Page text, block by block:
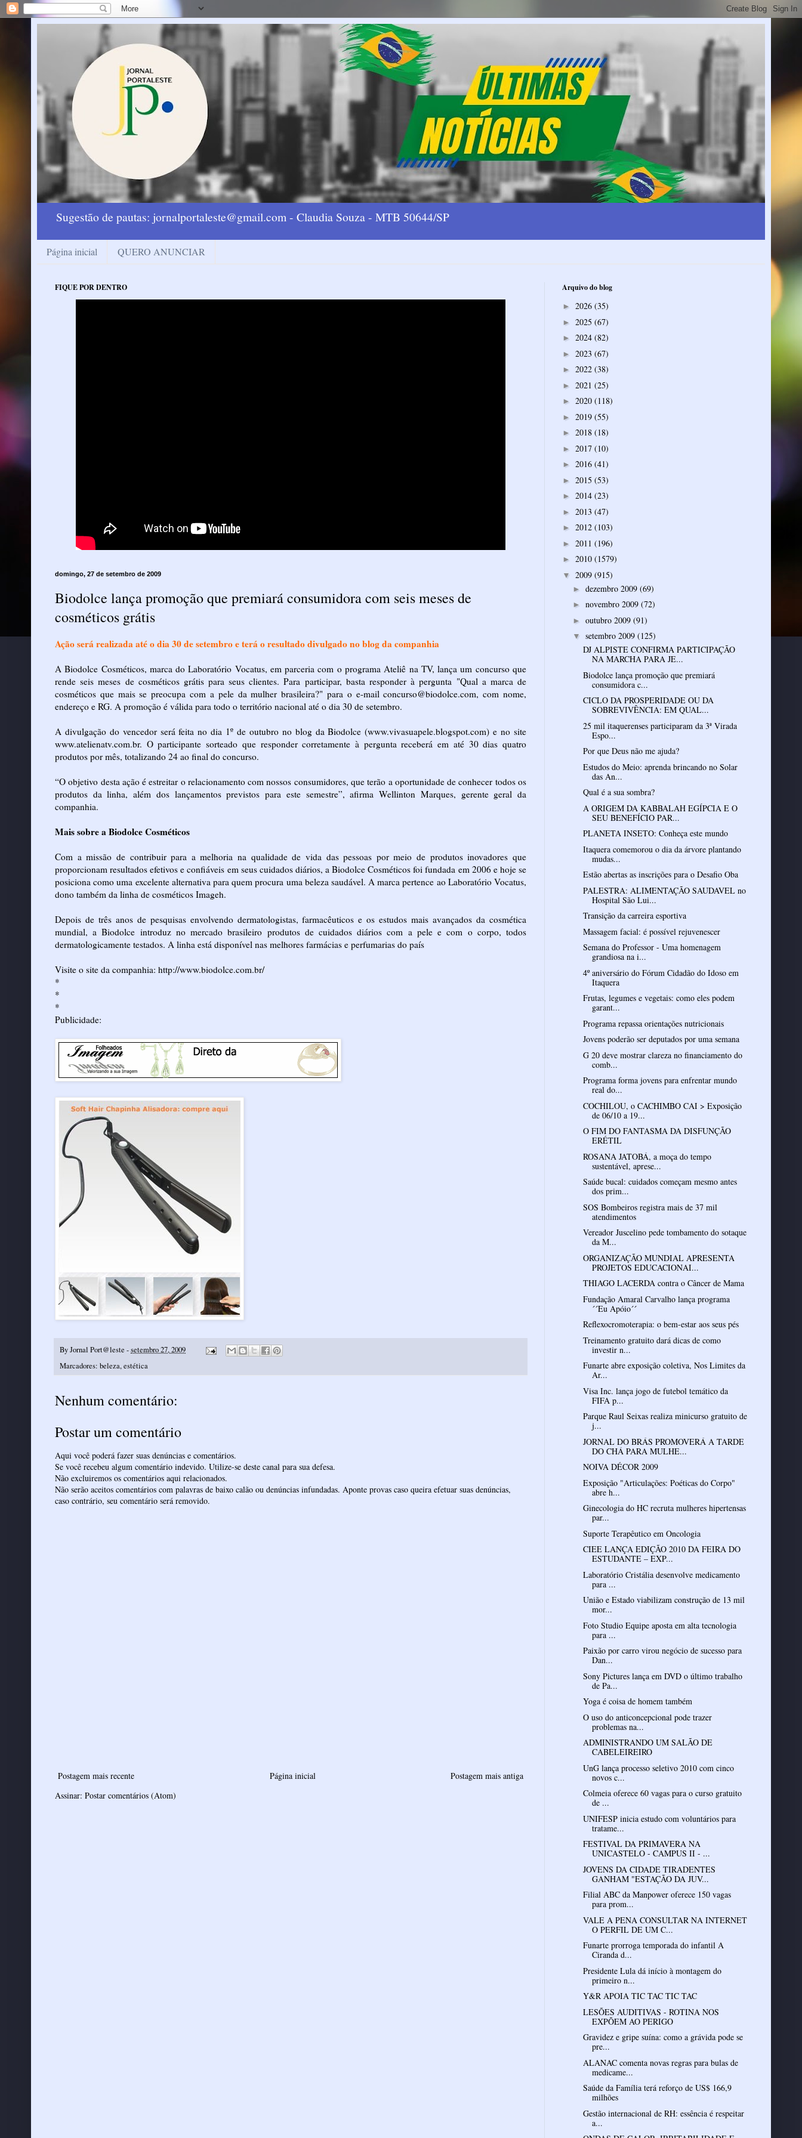
Sugestão de pautas: jornalportaleste@gmail.com - Claudia Souza - MTB 50644/SP
Página inicial QUERO ANUNCIAR
FIQUE POR DENTRO
domingo, 27 de setembro de 2009
Biodolce lança promoção que premiará consumidora com seis meses de
cosméticos grátis
Ação será realizada até o dia 30 de setembro e terá o resultado divulgado no blog da companhia
A Biodolce Cosméticos, marca do Laboratório Vocatus, em parceria com o programa Ateliê na TV, lança um concurso que
rende seis meses de cosméticos grátis para seus clientes. Para participar, basta responder à pergunta "Qual a marca de
cosméticos que mais se preocupa com a pele da mulher brasileira?" para o e-mail concurso@biodolce.com, com nome,
endereço e RG. A promoção é válida para todo o território nacional até o dia 30 de setembro.
A divulgação do vencedor será feita no dia 1º de outubro no blog da Biodolce (www.vivasuapele.blogspot.com) e no site
www.atelienatv.com.br. O participante sorteado que responder corretamente à pergunta receberá em até 30 dias quatro
produtos por mês, totalizando 24 ao final do concurso.
“O objetivo desta ação é estreitar o relacionamento com nossos consumidores, que terão a oportunidade de conhecer todos os
produtos da linha, além dos lançamentos previstos para este semestre”, afirma Wellinton Marques, gerente geral da
companhia.
Mais sobre a Biodolce Cosméticos
Com a missão de contribuir para a melhoria na qualidade de vida das pessoas por meio de produtos inovadores que
proporcionam resultados efetivos e confiáveis em seus cuidados diários, a Biodolce Cosméticos foi fundada em 2006 e hoje se
posiciona como uma excelente alternativa para quem procura uma beleza saudável. A marca pertence ao Laboratório Vocatus,
dono também da linha de cosméticos Imageh.
Depois de três anos de pesquisas envolvendo dermatologistas, farmacêuticos e os estudos mais avançados da cosmética
mundial, a Biodolce introduz no mercado brasileiro produtos de cuidados diários com a pele e com o corpo, todos
dermatologicamente testados. A linha está disponível nas melhores farmácias e perfumarias do país
Visite o site da companhia: http://www.biodolce.com.br/
*
*
*
Publicidade:
ByJornal Port@leste -setembro 27, 2009
Marcadores: beleza,estética
Nenhum comentário:
Postar um comentário
Aqui você poderá fazer suas denúncias e comentários.
Se você recebeu algum comentário indevido. Utilize-se deste canal para sua defesa.
Não excluiremos os comentários aqui relacionados.
Não serão aceitos comentários com palavras de baixo calão ou denúncias infundadas. Aponte provas caso queira efetuar suas denúncias,
caso contrário, seu comentário será removido.
Postagem mais recente Postagem mais antiga
Página inicial
Assinar: Postar comentários (Atom)
Arquivo do blog
► 2026 (35)
► 2025 (67)
► 2024 (82)
► 2023 (67)
► 2022 (38)
► 2021 (25)
► 2020 (118)
► 2019 (55)
► 2018 (18)
► 2017 (10)
► 2016 (41)
► 2015 (53)
► 2014 (23)
► 2013 (47)
► 2012 (103)
► 2011 (196)
► 2010 (1579)
▼ 2009 (915)
► dezembro 2009 (69)
► novembro 2009 (72)
► outubro 2009 (91)
▼ setembro 2009 (125)
DJ ALPISTE CONFIRMA PARTICIPAÇÃO
NA MARCHA PARA JE...
Biodolce lança promoção que premiará
consumidora c...
CICLO DA PROSPERIDADE OU DA
SOBREVIVÊNCIA: EM QUAL...
25 mil itaquerenses participaram da 3ª Virada
Espo...
Por que Deus não me ajuda?
Estudos do Meio: aprenda brincando no Solar
das An...
Qual é a sua sombra?
A ORIGEM DA KABBALAH EGÍPCIA E O
SEU BENEFÍCIO PAR...
PLANETA INSETO: Conheça este mundo
Itaquera comemorou o dia da árvore plantando
mudas...
Estão abertas as inscrições para o Desafio Oba
PALESTRA: ALIMENTAÇÃO SAUDAVEL no
Hospital São Lui...
Transição da carreira esportiva
Massagem facial: é possível rejuvenescer
Semana do Professor - Uma homenagem
grandiosa na i...
4º aniversário do Fórum Cidadão do Idoso em
Itaquera
Frutas, legumes e vegetais: como eles podem
garant...
Programa repassa orientações nutricionais
Jovens poderão ser deputados por uma semana
G 20 deve mostrar clareza no financiamento do
comb...
Programa forma jovens para enfrentar mundo
real do...
COCHILOU, o CACHIMBO CAI > Exposição
de 06/10 a 19...
O FIM DO FANTASMA DA DISFUNÇÃO
ERÉTIL
ROSANA JATOBÁ, a moça do tempo
sustentável, aprese...
Saúde bucal: cuidados começam mesmo antes
dos prim...
SOS Bombeiros registra mais de 37 mil
atendimentos
Vereador Juscelino pede tombamento do sotaque
da M...
ORGANIZAÇÃO MUNDIAL APRESENTA
PROJETOS EDUCACIONAI...
THIAGO LACERDA contra o Câncer de Mama
Fundação Amaral Carvalho lança programa
´´Eu Apóio´´
Reflexocromoterapia: o bem-estar aos seus pés
Treinamento gratuito dará dicas de como
investir n...
Funarte abre exposição coletiva, Nos Limites da
Ar...
Visa Inc. lança jogo de futebol temático da
FIFA p...
Parque Raul Seixas realiza minicurso gratuito de
j...
JORNAL DO BRÁS PROMOVERÁ A TARDE
DO CHÁ PARA MULHE...
NOIVA DÉCOR 2009
Exposição "Articulações: Poéticas do Corpo"
abre h...
Ginecologia do HC recruta mulheres hipertensas
par...
Suporte Terapêutico em Oncologia
CIEE LANÇA EDIÇÃO 2010 DA FEIRA DO
ESTUDANTE – EXP...
Laboratório Cristália desenvolve medicamento
para ...
União e Estado viabilizam construção de 13 mil
mor...
Foto Studio Equipe aposta em alta tecnologia
para ...
Paixão por carro virou negócio de sucesso para
Dan...
Sony Pictures lança em DVD o último trabalho
de Pa...
Yoga é coisa de homem também
O uso do anticoncepcional pode trazer
problemas na...
ADMINISTRANDO UM SALÃO DE
CABELEIREIRO
UnG lança processo seletivo 2010 com cinco
novos c...
Colmeia oferece 60 vagas para o curso gratuito
de ...
UNIFESP inicia estudo com voluntários para
tratame...
FESTIVAL DA PRIMAVERA NA
UNICASTELO - CAMPUS II - ...
JOVENS DA CIDADE TIRADENTES
GANHAM "ESTAÇÃO DA JUV...
Filial ABC da Manpower oferece 150 vagas
para prom...
VALE A PENA CONSULTAR NA INTERNET
O PERFIL DE UM C...
Funarte prorroga temporada do infantil A
Ciranda d...
Presidente Lula dá início à montagem do
primeiro n...
Y&R APOIA TIC TAC TIC TAC
LESÕES AUDITIVAS - ROTINA NOS
EXPÕEM AO PERIGO
Gravidez e gripe suína: como a grávida pode se
pre...
ALANAC comenta novas regras para bulas de
medicame...
Saúde da Família terá reforço de US$ 166,9
milhões
Gestão internacional de RH: essência é respeitar
a...